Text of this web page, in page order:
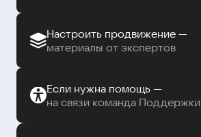
Настроить продвижение —
материалы от экспертов
Если нужна помощь —
на связи команда Поддержки